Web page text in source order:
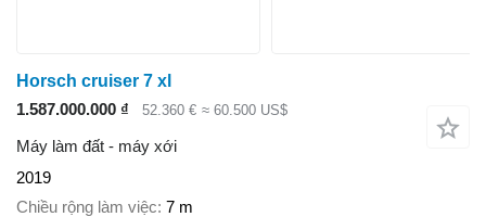
Horsch cruiser 7 xl
1.587.000.000 ₫
52.360 € ≈ 60.500 US$
Máy làm đất - máy xới
2019
Chiều rộng làm việc 7 m